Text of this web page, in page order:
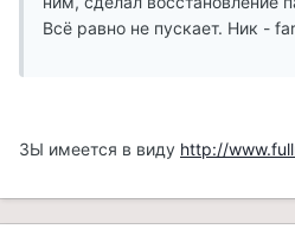
Всё равно не пускает. Ник -
ЗЫ имеется в виду http://